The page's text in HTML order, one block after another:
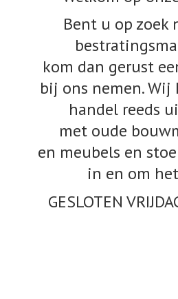
Bent u op zoek
kom dan gerust
bij ons nemen. Wij
handel reeds
met oude
en meubels en
in en om
GESLOTEN